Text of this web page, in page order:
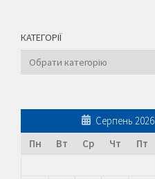
КАТЕГОРІЇ
Категорії
Серпень 2026
Пн
Вт Ср Чт Пт